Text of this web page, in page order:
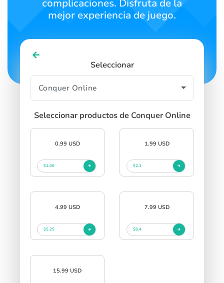
complicaciones. Disfruta de la
mejor experiencia de juego.
Seleccionar
Seleccionar productos de Conquer Online
0.99 USD
$1.06
1.99 USD
$2.1
4.99 USD
$5.25
7.99 USD
$8.4
15.99 USD